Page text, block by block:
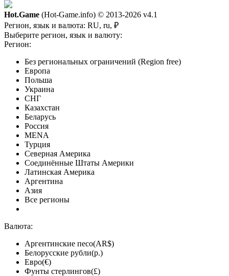
Hot.Game (Hot-Game.info) © 2013-2026 v4.1
Регион, язык и валюта: RU, ru, ₽
Выберите регион, язык и валюту:
Регион:
Без региональных ограничений (Region free)
Европа
Польша
Украина
СНГ
Казахстан
Беларусь
Россия
MENA
Турция
Северная Америка
Соединённые Штаты Америки
Латинская Америка
Аргентина
Азия
Все регионы
Валюта:
Аргентинские песо(AR$)
Белорусские рубли(р.)
Евро(€)
Фунты стерлингов(£)